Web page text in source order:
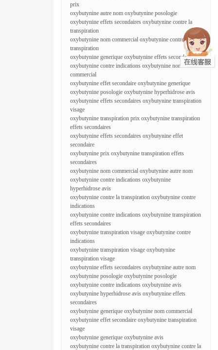
prix
oxybutynine autre nom oxybutynine posologie
oxybutynine effets secondaires oxybutynine contre la
transpiration
oxybutynine nom commercial oxybutynine contre la
transpiration
oxybutynine generique oxybutynine effets secondaires
oxybutynine contre indications oxybutynine nom
commercial
oxybutynine effet secondaire oxybutynine generique
oxybutynine posologie oxybutynine hyperhidrose avis
oxybutynine effets secondaires oxybutynine transpiration
visage
oxybutynine transpiration prix oxybutynine transpiration
effets secondaires
oxybutynine effets secondaires oxybutynine effet
secondaire
oxybutynine prix oxybutynine transpiration effets
secondaires
oxybutynine nom commercial oxybutynine autre nom
oxybutynine contre indications oxybutynine
hyperhidrose avis
oxybutynine contre la transpiration oxybutynine contre
indications
oxybutynine contre indications oxybutynine transpiration
effets secondaires
oxybutynine transpiration visage oxybutynine contre
indications
oxybutynine transpiration visage oxybutynine
transpiration visage
oxybutynine effets secondaires oxybutynine autre nom
oxybutynine posologie oxybutynine posologie
oxybutynine contre indications oxybutynine avis
oxybutynine hyperhidrose avis oxybutynine effets
secondaires
oxybutynine generique oxybutynine nom commercial
oxybutynine effet secondaire oxybutynine transpiration
visage
oxybutynine generique oxybutynine avis
oxybutynine contre la transpiration oxybutynine contre la